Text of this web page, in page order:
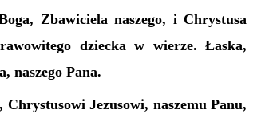
Zbawiciela naszego, i Chrystusa
dziecka w wierze. Łaska,
naszego Pana.
Jezusowi, naszemu Panu,